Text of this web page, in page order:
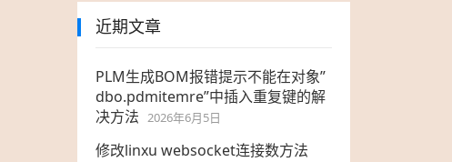
近期文章
PLM生成BOM报错提示不能在对象”
dbo.pdmitemre”中插入重复键的解
决方法 2026年6月5日
修改linxu websocket连接数方法